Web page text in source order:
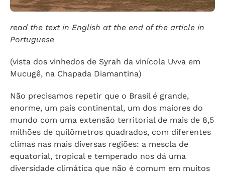
read the text in English at the end of the article in
Portuguese
(vista dos vinhedos de Syrah da vinícola Uvva em
Mucugê, na Chapada Diamantina)
Não precisamos repetir que o Brasil é grande,
enorme, um país continental, um dos maiores do
mundo com uma extensão territorial de mais de 8,5
milhões de quilômetros quadrados, com diferentes
climas nas mais diversas regiões: a mescla de
equatorial, tropical e temperado nos dá uma
diversidade climática que não é comum em muitos